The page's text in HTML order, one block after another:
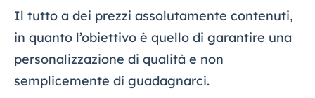
Il tutto a dei prezzi assolutamente contenuti,
in quanto l’obiettivo è quello di garantire una
personalizzazione di qualità e non
semplicemente di guadagnarci.